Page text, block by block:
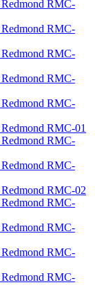
Redmond RMC-
Redmond RMC-
Redmond RMC-
Redmond RMC-
Redmond RMC-
RMC-01
Redmond RMC-
Redmond RMC-
RMC-02
Redmond RMC-
Redmond RMC-
Redmond RMC-
Redmond RMC-